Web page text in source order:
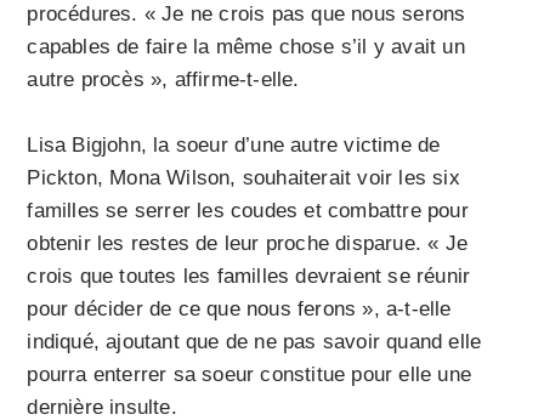
procédures. « Je ne crois pas que nous serons
capables de faire la même chose s’il y avait un
autre procès », affirme-t-elle.
Lisa Bigjohn, la soeur d’une autre victime de
Pickton, Mona Wilson, souhaiterait voir les six
familles se serrer les coudes et combattre pour
obtenir les restes de leur proche disparue. « Je
crois que toutes les familles devraient se réunir
pour décider de ce que nous ferons », a-t-elle
indiqué, ajoutant que de ne pas savoir quand elle
pourra enterrer sa soeur constitue pour elle une
dernière insulte.